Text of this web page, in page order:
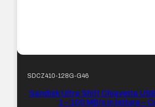
SDCZ410-128G-G46
Sandisk Ultra Shift Chiavetta
1 – 100 MB/s in lettura –